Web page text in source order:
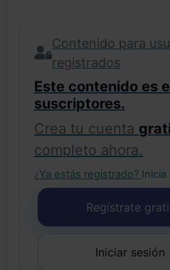
Contenido para
registrados
Este contenido es
suscriptores.
Crea tu cuenta
completo ahora.
¿Ya estás registrado?
Regístrate
Iniciar sesión